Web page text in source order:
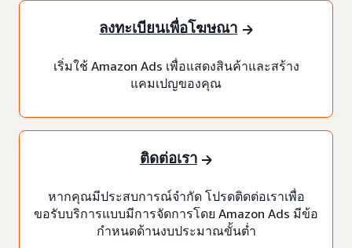
ลงทะเบียนเพื่อโฆษณา
เริ่มใช้ Amazon Ads เพื่อแสดงสินค้าและสร้าง
แคมเปญของคุณ
ติดต่อเรา
หากคุณมีประสบการณ์จำกัด โปรดติดต่อเราเพื่อ
ขอรับบริการแบบมีการจัดการโดย Amazon Ads มีข้อ
กำหนดด้านงบประมาณขั้นต่ำ